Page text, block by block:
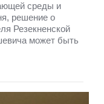
среды и
решение о
Резекненской
может быть